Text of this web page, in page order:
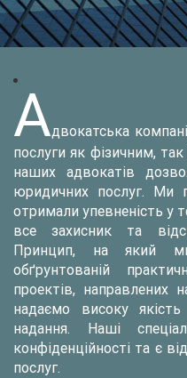
Адвокатська
послуги як фізичним,
наших адвокатів
юридичних послуг. Ми
отримали упевненість у
все захисник та
Принцип, на який
обґрунтованій
проектів, направлених
надаємо високу
надання. Наші
конфіденційності та є
послуг.